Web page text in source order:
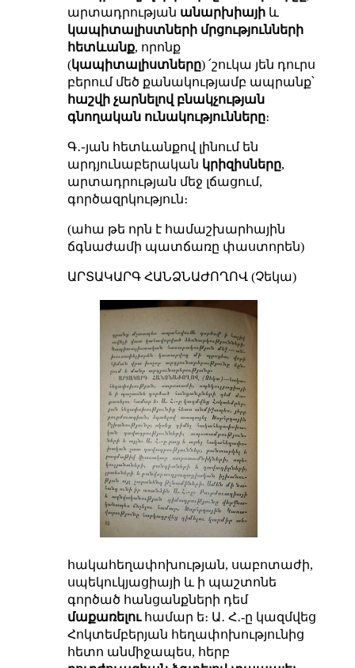
արտադրության անարխիայիև
կապիտալիստների մրցությունների
հետևանք, որոնք
(կապիտալիստները) ՛շուկա յեն դուրս
բերում մեծ քանակությամբ ապրանք՝
հաշվի չարնելով բնակչության
գնողական ունակությունները։
Գ․֊յան հետևանքով լինում են
արդյունաբերական կրիզիսները,
արտադրության մեջ լճացում,
գործազրկություն։
(ահա թե որն է համաշխարհային
ճգնաժամի պատճառը փաստորեն)
ԱՐՏԱԿԱՐԳ ՀԱՆՁՆԱԺՈՂՈՎ (Չեկա)
հակահեղափոխության, սաբոտաժի,
սպեկուկյացիայի և ի պաշտոնե
գործած հանցանքների դեմ
մաքառելուհամար ե։ Ա․ Հ․-ը կազմվեց
Հոկտեմբերյան հեղափոխությունից
հետո անմիջապես, հերբ